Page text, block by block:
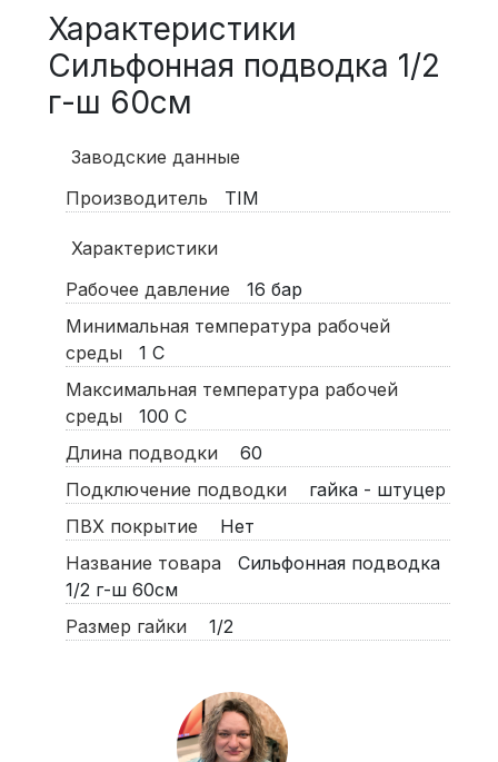
Характеристики
Сильфонная подводка 1/2
г-ш 60см
Заводские данные
Производитель
TIM
Характеристики
Рабочее давление
16 бар
Минимальная температура рабочей
среды
1 С
Максимальная температура рабочей
среды
100 С
Длина подводки
60
Подключение подводки
гайка - штуцер
ПВХ покрытие
Нет
Название товара
Сильфонная подводка
1/2 г-ш 60см
Размер гайки
1/2